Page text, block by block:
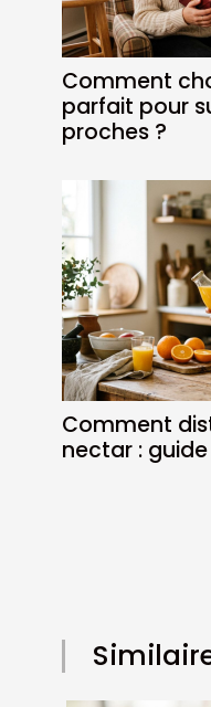
Comment
parfait pour
proches ?
Comment
nectar :